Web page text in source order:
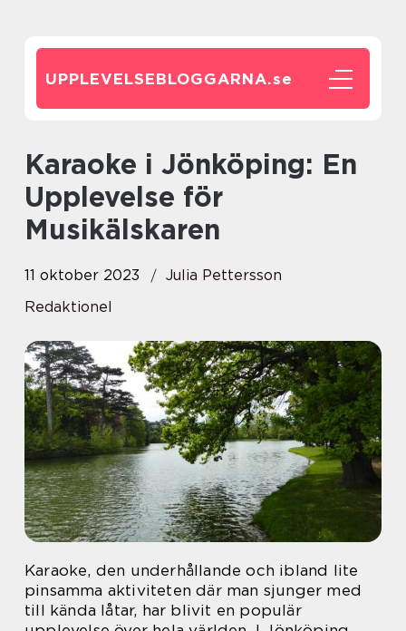
UPPLEVELSEBLOGGARNA.se
Karaoke i Jönköping: En
Upplevelse för
Musikälskaren
11 oktober 2023
Julia Pettersson
Redaktionel
Karaoke, den underhållande och ibland lite
pinsamma aktiviteten där man sjunger med
till kända låtar, har blivit en populär